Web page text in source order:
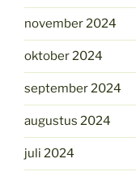
november 2024
oktober 2024
september 2024
augustus 2024
juli 2024